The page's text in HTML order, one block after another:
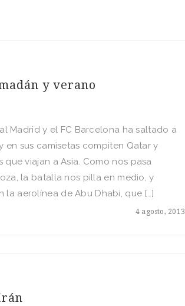
y verano
4 agosto, 2013
Madrid y el FC Barcelona ha saltado a
en sus camisetas compiten Qatar y
que viajan a Asia. Como nos pasa
la batalla nos pilla en medio, y
aerolínea de Abu Dhabi, que […]